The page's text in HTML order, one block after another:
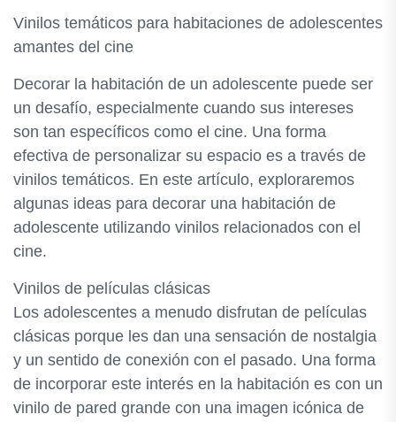
Vinilos temáticos para habitaciones de adolescentes
amantes del cine
Decorar la habitación de un adolescente puede ser
un desafío, especialmente cuando sus intereses
son tan específicos como el cine. Una forma
efectiva de personalizar su espacio es a través de
vinilos temáticos. En este artículo, exploraremos
algunas ideas para decorar una habitación de
adolescente utilizando vinilos relacionados con el
cine.
Vinilos de películas clásicas
Los adolescentes a menudo disfrutan de películas
clásicas porque les dan una sensación de nostalgia
y un sentido de conexión con el pasado. Una forma
de incorporar este interés en la habitación es con un
vinilo de pared grande con una imagen icónica de